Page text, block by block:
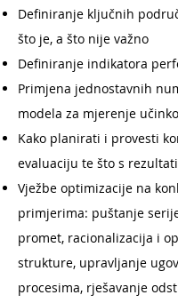
Definiranje ključnih
što je, a što nije važno
Definiranje indikatora
Primjena jednostavnih
modela za mjerenje
Kako planirati i provesti
evaluaciju te što s
Vježbe optimizacije na
primjerima: puštanje
promet, racionalizacija i
strukture, upravljanje
procesima, rješavanje